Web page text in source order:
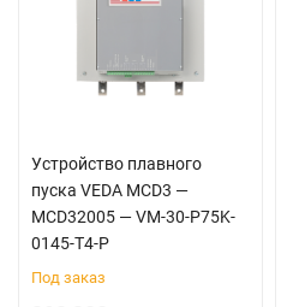
Устройство плавного
пуска VEDA MCD3 —
MCD32005 — VM-30-P75K-
0145-T4-P
Под заказ